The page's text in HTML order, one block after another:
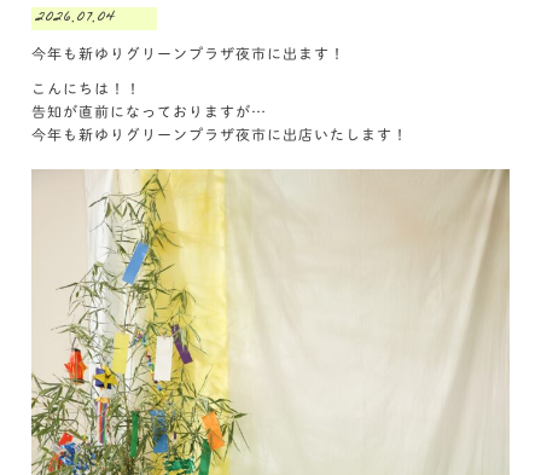
2026.07.04
今年も新ゆりグリーンプラザ夜市に出ます！
こんにちは！！
告知が直前になっておりますが…
今年も新ゆりグリーンプラザ夜市に出店いたします！